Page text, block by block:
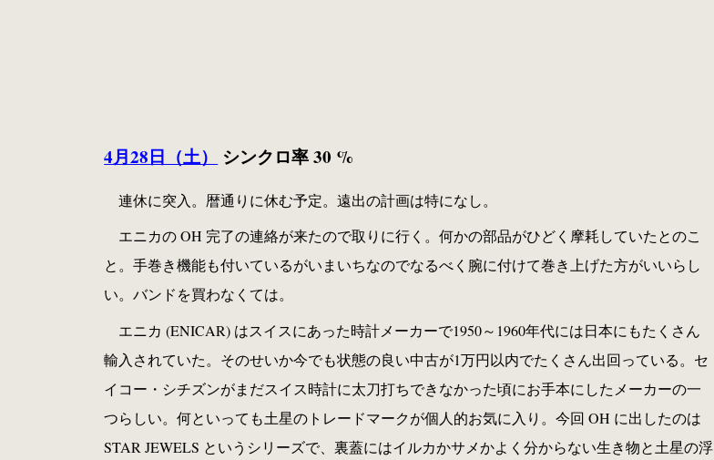
4月28日（土） シンクロ率 30 %
連休に突入。暦通りに休む予定。遠出の計画は特になし。
エニカの OH 完了の連絡が来たので取りに行く。何かの部品がひどく摩耗していたとのこ
と。手巻き機能も付いているがいまいちなのでなるべく腕に付けて巻き上げた方がいいらし
い。バンドを買わなくては。
エニカ (ENICAR) はスイスにあった時計メーカーで1950～1960年代には日本にもたくさん
輸入されていた。そのせいか今でも状態の良い中古が1万円以内でたくさん出回っている。セ
イコー・シチズンがまだスイス時計に太刀打ちできなかった頃にお手本にしたメーカーの一
つらしい。何といっても土星のトレードマークが個人的お気に入り。今回 OH に出したのは
STAR JEWELS というシリーズで、裏蓋にはイルカかサメかよく分からない生き物と土星の浮